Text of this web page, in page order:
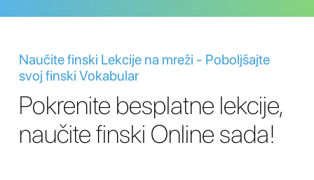
Naučite finski Lekcije na mreži - Poboljšajte
svoj finski Vokabular
Pokrenite besplatne lekcije,
naučite finski Online sada!